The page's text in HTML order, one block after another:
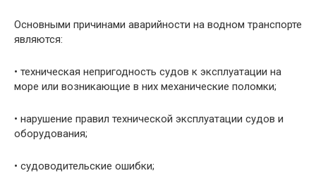
Основными причинами аварийности на водном транспорте
являются:
• техническая непригодность судов к эксплуатации на
море или возникающие в них механические поломки;
• нарушение правил технической эксплуатации судов и
оборудования;
• судоводительские ошибки;